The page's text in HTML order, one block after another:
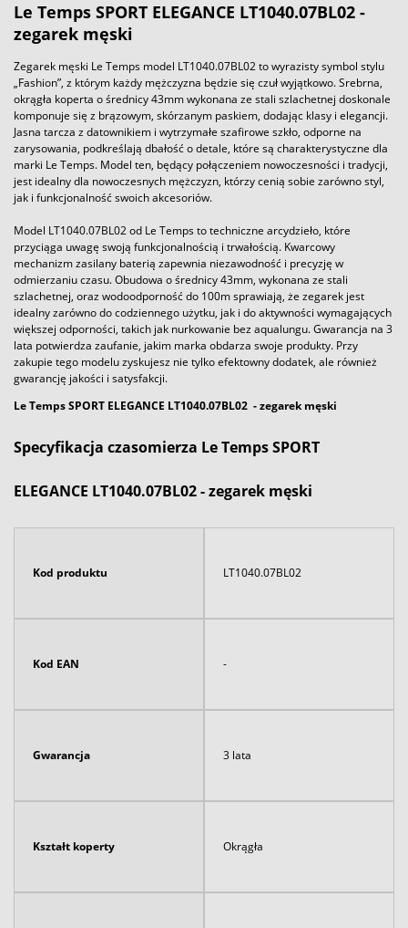
Le Temps SPORT ELEGANCE LT1040.07BL02 -
zegarek męski
Zegarek męski Le Temps model LT1040.07BL02 to wyrazisty symbol stylu
„Fashion”, z którym każdy mężczyzna będzie się czuł wyjątkowo. Srebrna,
okrągła koperta o średnicy 43mm wykonana ze stali szlachetnej doskonale
komponuje się z brązowym, skórzanym paskiem, dodając klasy i elegancji.
Jasna tarcza z datownikiem i wytrzymałe szafirowe szkło, odporne na
zarysowania, podkreślają dbałość o detale, które są charakterystyczne dla
marki Le Temps. Model ten, będący połączeniem nowoczesności i tradycji,
jest idealny dla nowoczesnych mężczyzn, którzy cenią sobie zarówno styl,
jak i funkcjonalność swoich akcesoriów.
Model LT1040.07BL02 od Le Temps to techniczne arcydzieło, które
przyciąga uwagę swoją funkcjonalnością i trwałością. Kwarcowy
mechanizm zasilany baterią zapewnia niezawodność i precyzję w
odmierzaniu czasu. Obudowa o średnicy 43mm, wykonana ze stali
szlachetnej, oraz wodoodporność do 100m sprawiają, że zegarek jest
idealny zarówno do codziennego użytku, jak i do aktywności wymagających
większej odporności, takich jak nurkowanie bez aqualungu. Gwarancja na 3
lata potwierdza zaufanie, jakim marka obdarza swoje produkty. Przy
zakupie tego modelu zyskujesz nie tylko efektowny dodatek, ale również
gwarancję jakości i satysfakcji.
Le Temps SPORT ELEGANCE LT1040.07BL02 - zegarek męski
Specyfikacja czasomierza Le Temps SPORT
ELEGANCE LT1040.07BL02 - zegarek męski
Kod produktu LT1040.07BL02
Kod EAN -
Gwarancja 3 lata
Kształt koperty Okrągła